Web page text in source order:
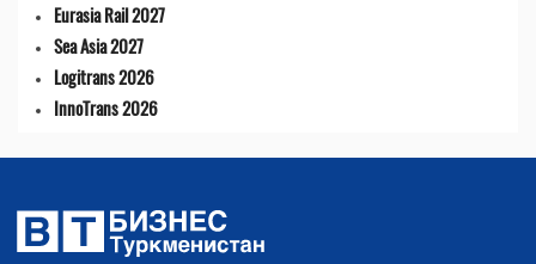
Eurasia Rail 2027
Sea Asia 2027
Logitrans 2026
InnoTrans 2026